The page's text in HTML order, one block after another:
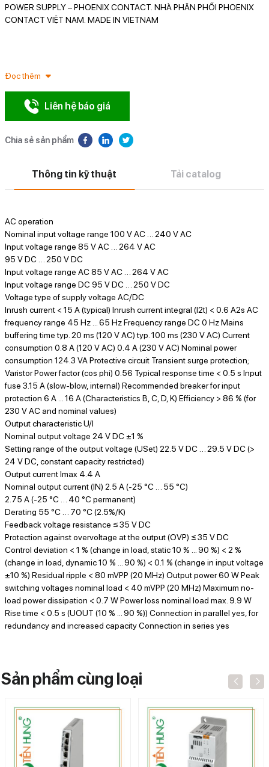
POWER SUPPLY – PHOENIX CONTACT. NHÀ PHÂN PHỐI PHOENIX
CONTACT VIỆT NAM. MADE IN VIETNAM
Đọc thêm
Liên hệ báo giá
Chia sẻ sản phẩm
Thông tin kỹ thuật Tải catalog
AC operation
Nominal input voltage range 100 V AC … 240 V AC
Input voltage range 85 V AC … 264 V AC
95 V DC … 250 V DC
Input voltage range AC 85 V AC … 264 V AC
Input voltage range DC 95 V DC … 250 V DC
Voltage type of supply voltage AC/DC
Inrush current < 15 A (typical) Inrush current integral (I2t) < 0.6 A2s AC
frequency range 45 Hz ... 65 Hz Frequency range DC 0 Hz Mains
buffering time typ. 20 ms (120 V AC) typ. 100 ms (230 V AC) Current
consumption 0.8 A (120 V AC) 0.4 A (230 V AC) Nominal power
consumption 124.3 VA Protective circuit Transient surge protection;
Varistor Power factor (cos phi) 0.56 Typical response time < 0.5 s Input
fuse 3.15 A (slow-blow, internal) Recommended breaker for input
protection 6 A ... 16 A (Characteristics B, C, D, K) Efficiency > 86 % (for
230 V AC and nominal values)
Output characteristic U/I
Nominal output voltage 24 V DC ±1 %
Setting range of the output voltage (USet) 22.5 V DC … 29.5 V DC (>
24 V DC, constant capacity restricted)
Output current Imax 4.4 A
Nominal output current (IN) 2.5 A (-25 °C … 55 °C)
2.75 A (-25 °C … 40 °C permanent)
Derating 55 °C … 70 °C (2.5%/K)
Feedback voltage resistance ≤ 35 V DC
Protection against overvoltage at the output (OVP) ≤ 35 V DC
Control deviation < 1 % (change in load, static 10 % ... 90 %) < 2 %
(change in load, dynamic 10 % ... 90 %) < 0.1 % (change in input voltage
±10 %) Residual ripple < 80 mVPP (20 MHz) Output power 60 W Peak
switching voltages nominal load < 40 mVPP (20 MHz) Maximum no-
load power dissipation < 0.7 W Power loss nominal load max. 9.9 W
Rise time < 0.5 s (UOUT (10 % ... 90 %)) Connection in parallel yes, for
redundancy and increased capacity Connection in series yes
Sản phẩm cùng loại